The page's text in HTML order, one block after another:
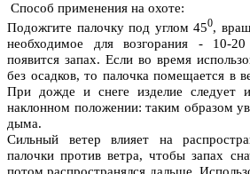
Способ применения на охоте:
Подожгите палочку под углом 450,
необходимое для возгорания -10-20
появится запах. Если во время
без осадков, то палочка помещается в
При дожде и снеге изделие следует
наклонном положении: таким образом
дыма.
Сильный ветер влияет на
палочки против ветра, чтобы запах